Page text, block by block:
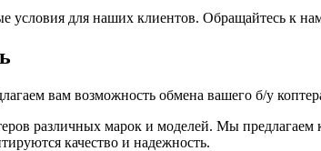
для наших клиентов. Обращайтесь к
вам возможность обмена вашего б/у
различных марок и моделей. Мы предлагаем
качество и надежность.